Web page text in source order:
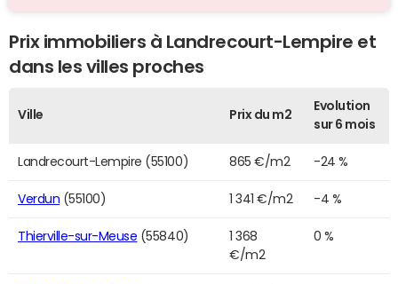
Prix immobiliers à Landrecourt-Lempire et
dans les villes proches
Ville Prix du m2
Evolution
sur 6 mois
Landrecourt-Lempire (55100) 865 €/m2 -24 %
Verdun (55100) 1 341 €/m2 -4 %
Thierville-sur-Meuse (55840)
1 368
€/m2
0 %